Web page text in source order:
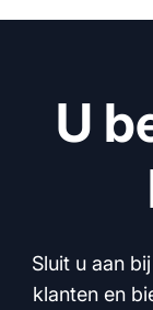
U
Sluit u aan
klanten en